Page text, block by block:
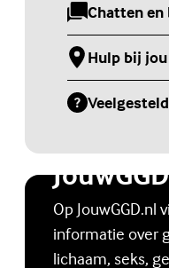
Chatten en
(Externe
Hulp bij
(Externe
(Externe
Op JouwGGD.nl
informatie over
lichaam, seks,